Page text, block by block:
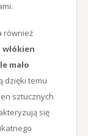
również
mało
dzięki temu
sztucznych
się